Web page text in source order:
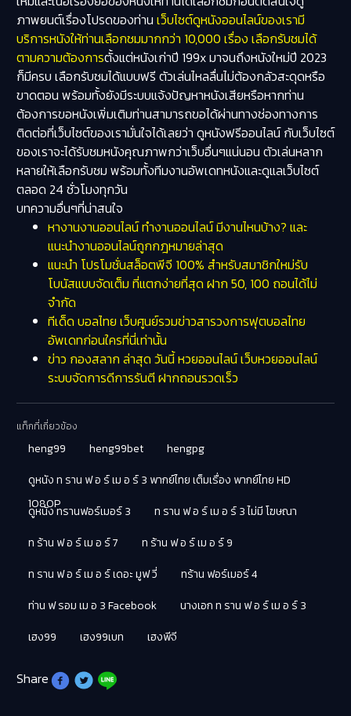
ภาพยนต์เรื่องโปรดของท่าน เว็บไซต์ดูหนังออนไลน์ของเรามี
บริการหนังให้ท่านเลือกชมมากกว่า 10,000 เรื่อง เลือกรับชมได้
ตามความต้องการตั้งแต่หนังเก่าปี 199x มาจนถึงหนังใหม่ปี 2023
ก็มีครบ เลือกรับชมได้แบบฟรี ตัวเล่นไหลลื่นไม่ต้องกลัวสะดุดหรือ
ขาดตอน พร้อมทั้งยังมีระบบแจ้งปัญหาหนังเสียหรือหากท่าน
ต้องการขอหนังเพิ่มเติมท่านสามารถขอได้ผ่านทางช่องทางการ
ติดต่อที่เว็บไซต์ของเรามั่นใจได้เลยว่า ดูหนังฟรีออนไลน์ กับเว็บไซต์
ของเราจะได้รับชมหนังคุณภาพกว่าเว็บอื่นๆแน่นอน ตัวเล่นหลาก
หลายให้เลือกรับชม พร้อมทั้งทีมงานอัพเดทหนังและดูแลเว็บไซต์
ตลอด 24 ชั่วโมงทุกวัน
บทความอื่นๆที่น่าสนใจ
หางานงานออนไลน์ ทำงานออนไลน์ มีงานไหนบ้าง? และ
แนะนำงานออนไลน์ถูกกฎหมายล่าสุด
แนะนำ โปรโมชั่นสล็อตพีจี 100% สำหรับสมาชิกใหม่รับ
โบนัสแบบจัดเต็ม ที่แตกง่ายที่สุด ฝาก 50, 100 ถอนได้ไม่
จำกัด
ทีเด็ด บอลไทย เว็บศูนย์รวมข่าวสารวงการฟุตบอลไทย
อัพเดทก่อนใครที่นี่เท่านั้น
ข่าว กองสลาก ล่าสุด วันนี้ หวยออนไลน์ เว็บหวยออนไลน์
ระบบจัดการดีการรันตี ฝากถอนรวดเร็ว
แท็กที่เกี่ยวข้อง
heng99 heng99bet
hengpg
ดูหนัง ท ราน ฟ อ ร์ เม อ ร์ 3 พากย์ไทย เต็มเรื่อง พากย์ไทย HD
1080P
ดูหนัง ทรานฟอร์เมอร์ 3
ท ราน ฟ อ ร์ เม อ ร์ 3 ไม่มี โฆษณา
ท ร้าน ฟ อ ร์ เม อ ร์ 7
ท ร้าน ฟ อ ร์ เม อ ร์ 9
ท ราน ฟ อ ร์ เม อ ร์ เดอะ มูฟ วี่
ทร้าน ฟอร์เมอร์ 4
ท่าน ฟ รอม เม อ 3 Facebook
นางเอก ท ราน ฟ อ ร์ เม อ ร์ 3
เฮง99
เฮง99เบท เฮงพีจี
Share